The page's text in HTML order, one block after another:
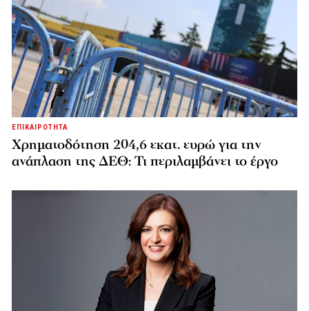
ΕΠΙΚΑΙΡΟΤΗΤΑ
Χρηματοδότηση 204,6 εκατ. ευρώ για την
ανάπλαση της ΔΕΘ: Τι περιλαμβάνει το έργο